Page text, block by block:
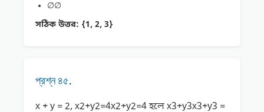
∅∅
সঠিক উত্তর: {1, 2, 3}
প্রশ্ন ৪৫.
x + y = 2, x2+y2=4x2+y2=4 হলে x3+y3x3+y3 =